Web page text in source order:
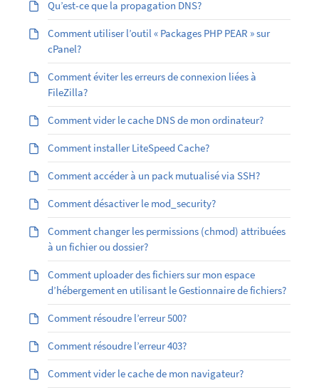
Qu’est-ce que la propagation DNS?
Comment utiliser l’outil « Packages PHP PEAR » sur
cPanel?
Comment éviter les erreurs de connexion liées à
FileZilla?
Comment vider le cache DNS de mon ordinateur?
Comment installer LiteSpeed Cache?
Comment accéder à un pack mutualisé via SSH?
Comment désactiver le mod_security?
Comment changer les permissions (chmod) attribuées
à un fichier ou dossier?
Comment uploader des fichiers sur mon espace
d’hébergement en utilisant le Gestionnaire de fichiers?
Comment résoudre l’erreur 500?
Comment résoudre l’erreur 403?
Comment vider le cache de mon navigateur?